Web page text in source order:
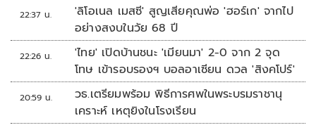
22:37 น.
'ลิโอเนล เมสซี' สูญเสียคุณพ่อ 'ฮอร์เก' จากไป
อย่างสงบในวัย 68 ปี
22:26 น.
'ไทย' เปิดบ้านชนะ 'เมียนมา' 2-0 จาก 2 จุด
โทษ เข้ารอบรองฯ บอลอาเซียน ดวล 'สิงคโปร์'
20:59 น.
วธ.เตรียมพร้อม พิธีการศพในพระบรมราชานุ
เคราะห์ เหตุยิงในโรงเรียน